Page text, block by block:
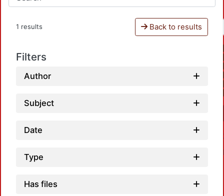
1 results Back to results
Filters
Author
Subject
Date
Type
Has files